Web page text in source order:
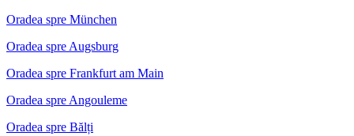
Oradea spre München
Oradea spre Augsburg
Oradea spre Frankfurt am Main
Oradea spre Angouleme
Oradea spre Bălți